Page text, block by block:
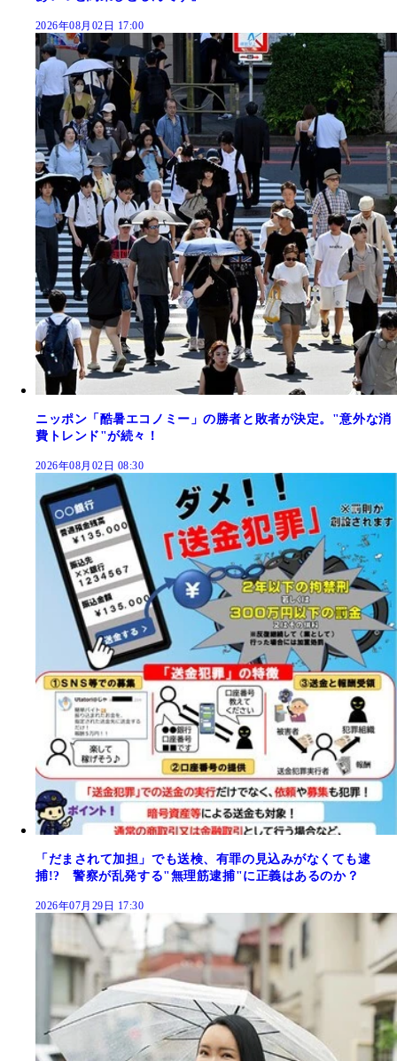
2026年08月02日 17:00
ニッポン「酷暑エコノミー」の勝者と敗者が決定。"意外な消
費トレンド"が続々！
2026年08月02日 08:30
「だまされて加担」でも送検、有罪の見込みがなくても逮
捕!? 警察が乱発する"無理筋逮捕"に正義はあるのか？
2026年07月29日 17:30